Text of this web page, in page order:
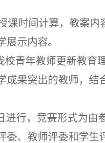
课时间计算，教案
展示内容。
校青年教师更新教育
成果突出的教师，
进行，竞赛形式为由
委、教师评委和学